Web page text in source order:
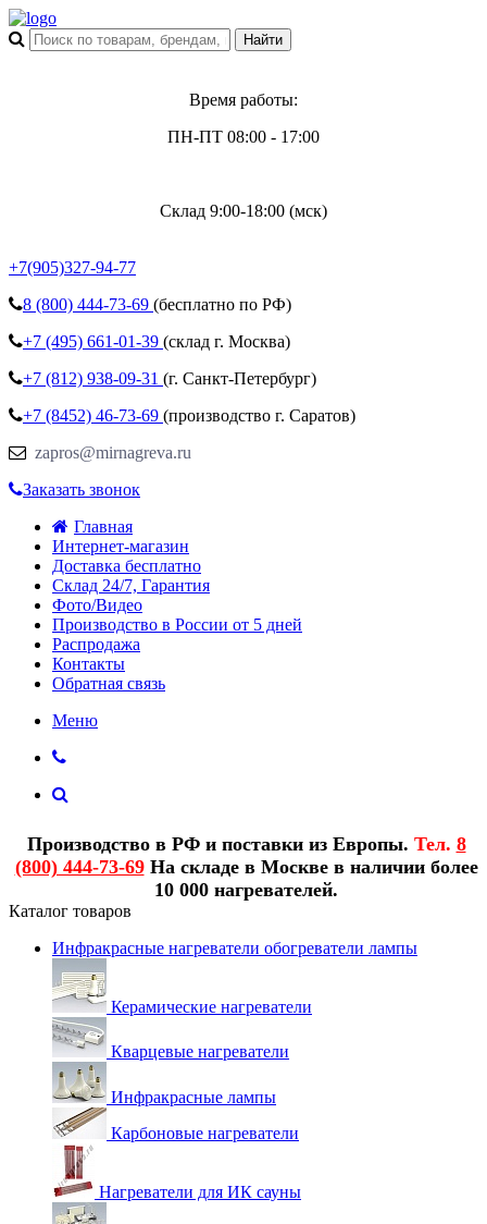
Время работы:
ПН-ПТ 08:00 - 17:00
Склад 9:00-18:00 (мск)
+7(905)327-94-77
8 (800) 444-73-69 (бесплатно по РФ)
+7 (495) 661-01-39 (склад г. Москва)
+7 (812) 938-09-31 (г. Санкт-Петербург)
+7 (8452) 46-73-69 (производство г. Саратов)
zapros@mirnagreva.ru
Заказать звонок
Главная
Интернет-магазин
Доставка бесплатно
Склад 24/7, Гарантия
Фото/Видео
Производство в России от 5 дней
Распродажа
Контакты
Обратная связь
Меню
Производство в РФ и поставки из Европы. Тел. 8
(800) 444-73-69На складе в Москве в наличии более
10 000 нагревателей.
Каталог товаров
Инфракрасные нагреватели обогреватели лампы
Керамические нагреватели
Кварцевые нагреватели
Инфракрасные лампы
Карбоновые нагреватели
Нагреватели для ИК сауны